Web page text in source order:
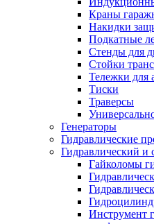
Краны
Накидки
Подкатные
Стенды для
Стойки
Тележки для
Тиски
Траверсы
Генераторы
Гидравлические
Гидравлический и
Гайколомы
Инструмент